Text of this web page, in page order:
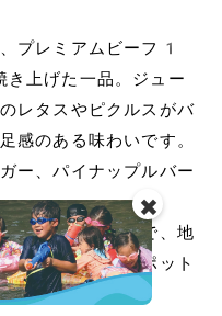
プレミアムビーフ1
上げた一品。ジュー
レタスやピクルスがバ
感のある味わいです。
ー、パイナップルバー
ーな接客も好評で、地
の人気グルメスポット
✖️